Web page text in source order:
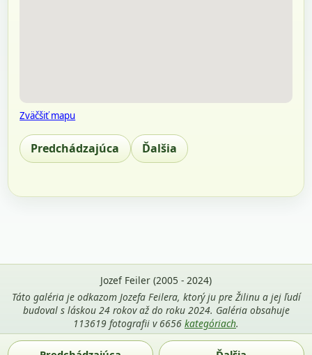
Zväčšiť mapu
Predchádzajúca Ďalšia
Jozef Feiler (2005 - 2024)
Táto galéria je odkazom Jozefa Feilera, ktorý ju pre Žilinu a jej ľudí
budoval s láskou 24 rokov až do roku 2024. Galéria obsahuje
113619 fotografii v 6656 kategóriach.
Použitie fotografií z tejto stránky je povolené len s uvedením